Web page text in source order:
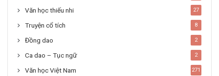
Văn học thiếu nhi 27
Truyện cổ tích 8
Đồng dao 2
Ca dao – Tục ngữ 2
Văn học Việt Nam 271